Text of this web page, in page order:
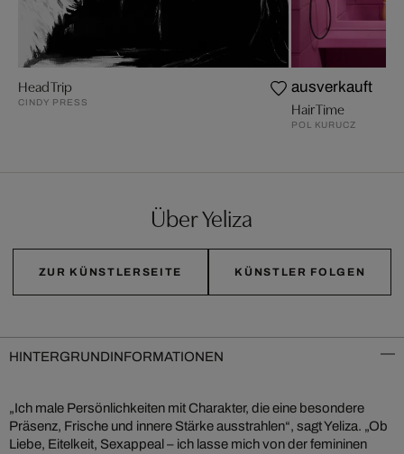
Head Trip
CINDY PRESS
ausverkauft
Hair Time
POL KURUCZ
Über Yeliza
ZUR KÜNSTLERSEITE KÜNSTLER FOLGEN
HINTERGRUNDINFORMATIONEN
„Ich male Persönlichkeiten mit Charakter, die eine besondere
Präsenz, Frische und innere Stärke ausstrahlen“, sagt Yeliza. „Ob
Liebe, Eitelkeit, Sexappeal – ich lasse mich von der femininen